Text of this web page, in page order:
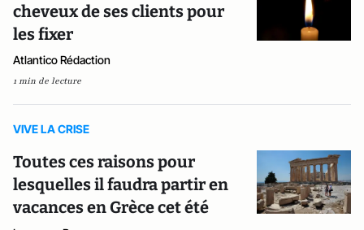
cheveux de ses clients pour
les fixer
Atlantico Rédaction
1 min de lecture
VIVE LA CRISE
Toutes ces raisons pour
lesquelles il faudra partir en
vacances en Grèce cet été